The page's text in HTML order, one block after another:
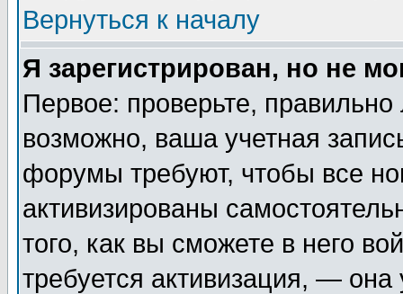
Вернуться к началу
Я зарегистрирован, но не
Первое: проверьте,
возможно, ваша учетная
форумы требуют, чтобы все
активизированы
того, как вы сможете в него
требуется активизация, —